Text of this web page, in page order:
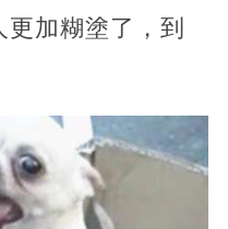
加糊塗了，到